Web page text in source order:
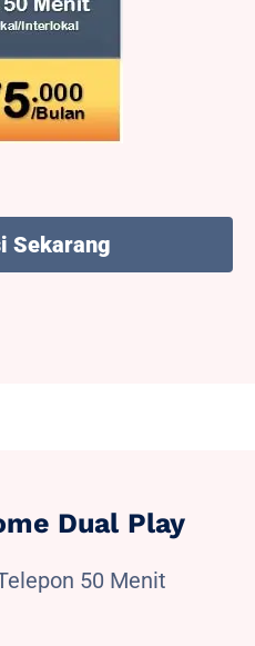
Sekarang
Dual Play
50 Menit